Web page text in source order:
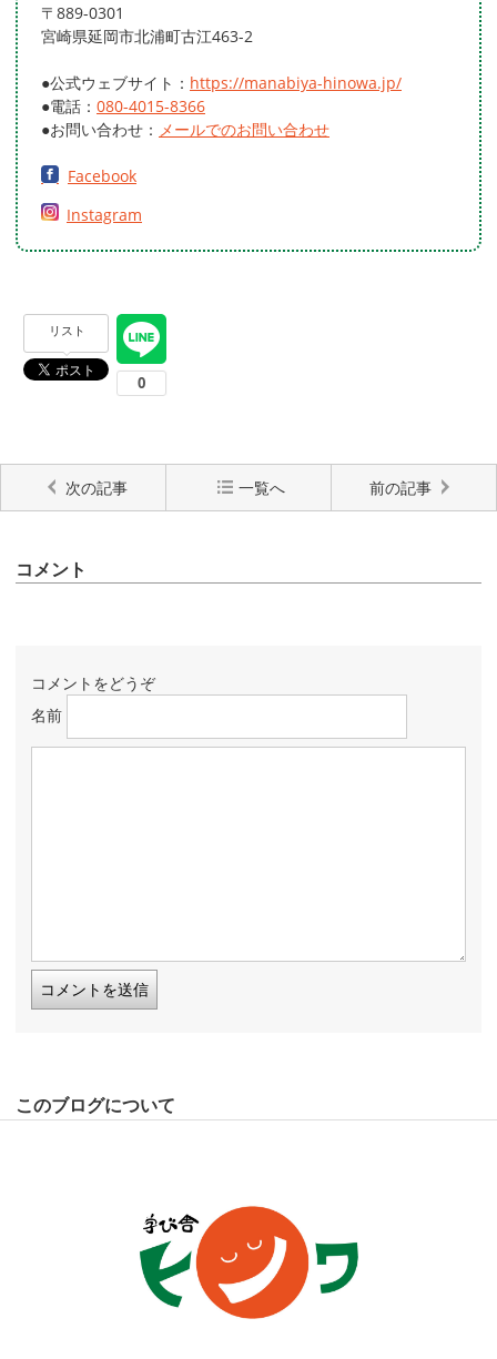
〒889-0301
宮崎県延岡市北浦町古江463-2
●公式ウェブサイト： https://manabiya-hinowa.jp/
●電話： 080-4015-8366
●お問い合わせ： メールでのお問い合わせ
Facebook
Instagram
リスト
次の記事 一覧へ 前の記事
コメント
コメントをどうぞ
名前
このブログについて